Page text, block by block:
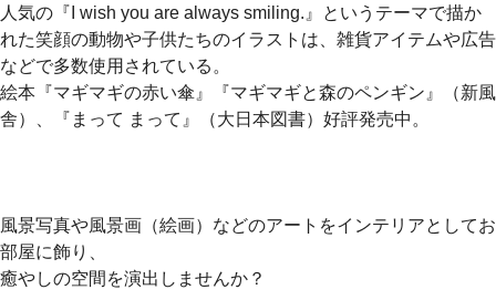
人気の『I wish you are always smiling.』というテーマで描か
れた笑顔の動物や子供たちのイラストは、雑貨アイテムや広告
などで多数使用されている。
絵本『マギマギの赤い傘』『マギマギと森のペンギン』（新風
舎）、『まって まって』（大日本図書）好評発売中。
風景写真や風景画（絵画）などのアートをインテリアとしてお
部屋に飾り、
癒やしの空間を演出しませんか？